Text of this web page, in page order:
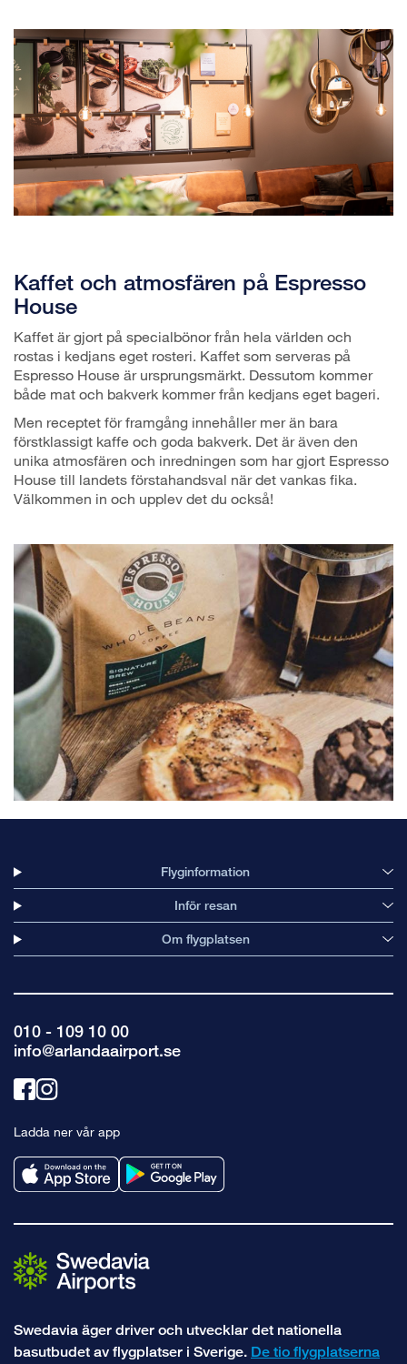
Kaffet och atmosfären på Espresso
House
Kaffet är gjort på specialbönor från hela världen och
rostas i kedjans eget rosteri. Kaffet som serveras på
Espresso House är ursprungsmärkt. Dessutom kommer
både mat och bakverk kommer från kedjans eget bageri.
Men receptet för framgång innehåller mer än bara
förstklassigt kaffe och goda bakverk. Det är även den
unika atmosfären och inredningen som har gjort Espresso
House till landets förstahandsval när det vankas fika.
Välkommen in och upplev det du också!
Flyginformation
Inför resan
Om flygplatsen
010 - 109 10 00
info@arlandaairport.se
Länk
facebook
Länk
instagram
Ladda ner vår app
Swedavia äger driver och utvecklar det nationella
basutbudet av flygplatser i Sverige. De tio flygplatserna